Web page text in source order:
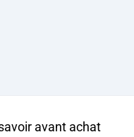
avant achat